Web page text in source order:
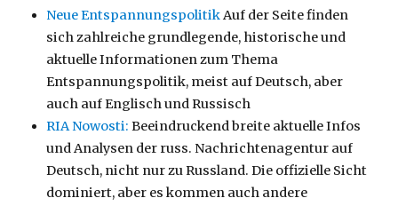
Neue EntspannungspolitikAuf der Seite finden
sich zahlreiche grundlegende, historische und
aktuelle Informationen zum Thema
Entspannungspolitik, meist auf Deutsch, aber
auch auf Englisch und Russisch
RIA Nowosti: Beeindruckend breite aktuelle Infos
und Analysen der russ. Nachrichtenagentur auf
Deutsch, nicht nur zu Russland. Die offizielle Sicht
dominiert, aber es kommen auch andere